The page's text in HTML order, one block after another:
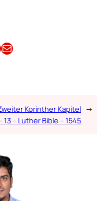
Email this Article
Korinther Kapitel
13 – Luther Bible – 1545
→